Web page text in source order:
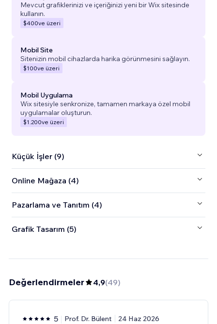
Mevcut grafiklerinizi ve içeriğinizi yeni bir Wix sitesinde
kullanın.
$400ve üzeri
Mobil Site
Sitenizin mobil cihazlarda harika görünmesini sağlayın.
$100ve üzeri
Mobil Uygulama
Wix sitesiyle senkronize, tamamen markaya özel mobil
uygulamalar oluşturun.
$1.200ve üzeri
Küçük İşler (9)
Online Mağaza (4)
Pazarlama ve Tanıtım (4)
Grafik Tasarım (5)
Değerlendirmeler 4,9(49)
5 Prof. Dr. Bülent 24 Haz 2026